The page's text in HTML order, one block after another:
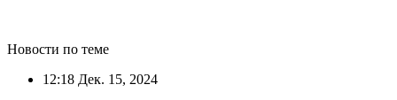
Новости по теме
12:18 Дек. 15, 2024